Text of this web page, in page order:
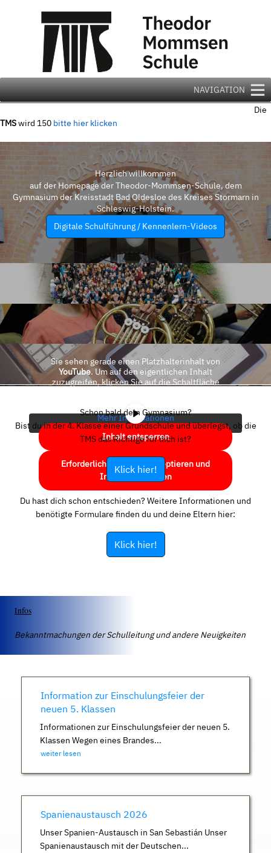
NAVIGATION
Die
TMSwird 150 bitte hier klicken
Herzlich willkommen
auf der Homepage der Theodor-Mommsen-Schule, dem
Gymnasium der Kreisstadt Bad Oldesloe des Kreises Stormarn in
Schleswig-Holstein.
Digitale Schulführung / Kennenlern-Videos
Sie sehen gerade einen Platzhalterinhalt von
YouTube. Um auf den eigentlichen Inhalt
zuzugreifen, klicken Sie auf die Schaltfläche
Mehr Informationen
Inhalt entsperren
Erforderlichen Service akzeptieren und
Inhalte entsperren
Schon bald dein Gymnasium?
Bist du in der 4. Klasse einer Grundschule und überlegst, ob die
TMS das Richtige für dich ist?
Klick hier!
Du hast dich schon entschieden? Weitere Informationen und
benötigte Formulare finden du und deine Eltern hier:
Klick hier!
Infos
Bekanntmachungen der Schulleitung und andere Neuigkeiten
Information zur Einschulungsfeier der
neuen 5. Klassen
Informationen zur Einschulungsfeier der neuen 5.
Klassen Wegen eines Brandes...
weiter lesen
Spanienaustausch 2026
Unser Spanien-Austausch in San Sebastián Unser
Spanienaustausch mit der Deutschen...